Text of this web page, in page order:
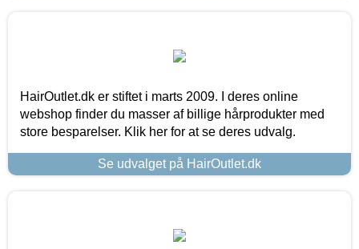
HairOutlet.dk er stiftet i marts 2009. I deres online
webshop finder du masser af billige hårprodukter med
store besparelser. Klik her for at se deres udvalg.
Se udvalget på HairOutlet.dk